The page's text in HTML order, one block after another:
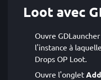
Loot avec
Ouvre
l'instance à
Drops OP Loot.
Ouvre l'onglet